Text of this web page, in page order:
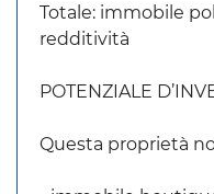
Totale: immobile
redditività
POTENZIALE
Questa proprietà